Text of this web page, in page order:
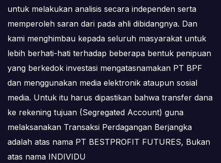
untuk melakukan analisis secara independen serta
memperoleh saran dari pada ahli dibidangnya. Dan
kami menghimbau kepada seluruh masyarakat untuk
lebih berhati-hati terhadap beberapa bentuk penipuan
yang berkedok investasi mengatasnamakan PT BPF
dan menggunakan media elektronik ataupun sosial
media. Untuk itu harus dipastikan bahwa transfer dana
ke rekening tujuan (Segregated Account) guna
melaksanakan Transaksi Perdagangan Berjangka
adalah atas nama PT BESTPROFIT FUTURES, Bukan
atas nama INDIVIDU